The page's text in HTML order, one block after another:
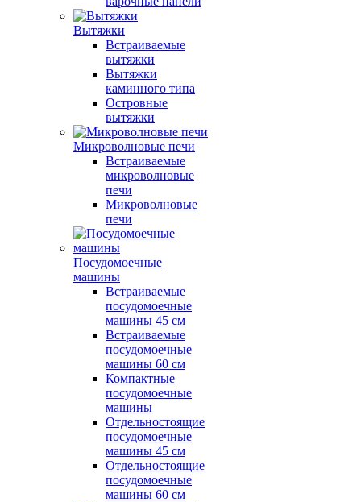
Вытяжки
Встраиваемые
вытяжки
Вытяжки
каминного типа
Островные
вытяжки
Микроволновые печи
Встраиваемые
микроволновые
печи
Микроволновые
печи
Посудомоечные
машины
Встраиваемые
посудомоечные
машины 45 см
Встраиваемые
посудомоечные
машины 60 см
Компактные
посудомоечные
машины
Отдельностоящие
посудомоечные
машины 45 см
Отдельностоящие
посудомоечные
машины 60 см